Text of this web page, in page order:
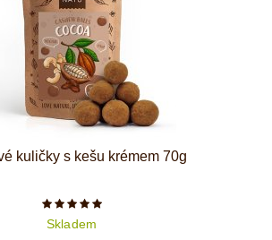
kuličky s kešu krémem 70g
Počet hvězdiček je 5 z 5
Skladem